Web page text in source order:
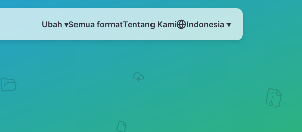
Ubah ▾Semua formatTentang Kami Indonesia ▾